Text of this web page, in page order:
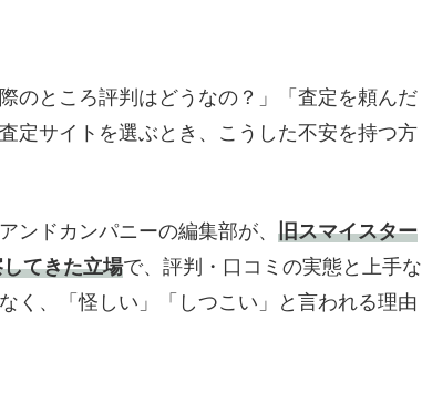
のところ評判はどうなの？」「査定を頼んだ
サイトを選ぶとき、こうした不安を持つ方
ンドカンパニーの編集部が、 旧スマイスター
てきた立場で、評判・口コミの実態と上手な
く、「怪しい」「しつこい」と言われる理由